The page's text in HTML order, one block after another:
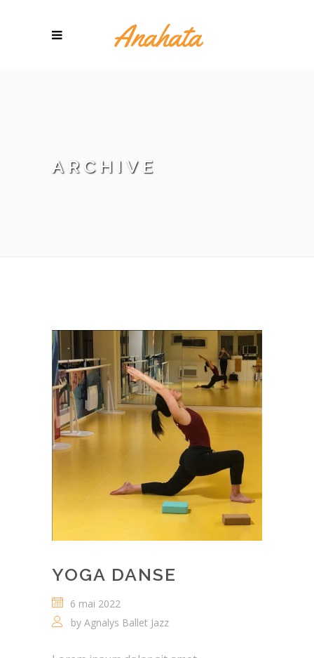
ARCHIVE
YOGA DANSE
6 mai 2022
by Agnalys Ballet Jazz